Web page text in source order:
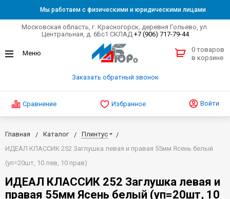
Мы работаем с физическими и юридическими лицами
Московская область, г. Красногорск, деревня Гольево, ул.
Центральная, д. 6Бс1 СКЛАД +7 (906) 717-79-44
Заказать обратный звонок
0 товаров
в корзине
Сравнение Избранное Войти
Главная Каталог
Плинтус
ИДЕАЛ КЛАССИК 252 Заглушка левая и правая 55мм Ясень белый
(уп=20шт, 10 лев, 10 прав)
ИДЕАЛ КЛАССИК 252 Заглушка левая и
правая 55мм Ясень белый (уп=20шт, 10